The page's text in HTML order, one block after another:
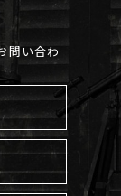
問い合わ